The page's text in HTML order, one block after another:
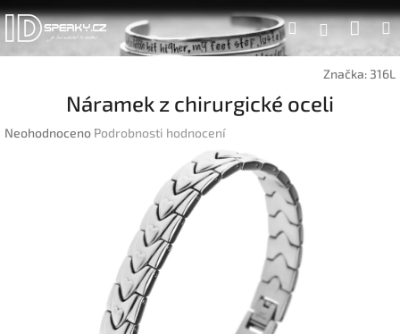
Přejít
na
obsah
Hledat
Značka: 316L
Náramek z chirurgické oceli
Průměrné
Neohodnoceno Podrobnosti hodnocení